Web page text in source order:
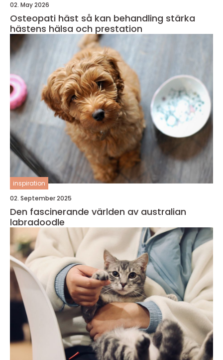
02. May 2026
Osteopati häst så kan behandling stärka
hästens hälsa och prestation
inspiration
02. September 2025
Den fascinerande världen av australian
labradoodle